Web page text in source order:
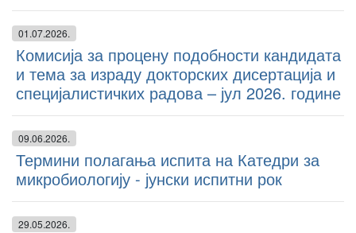
01.07.2026.
Комисија за процену подобности кандидата
и тема за израду докторских дисертација и
специјалистичких радова – јул 2026. године
09.06.2026.
Термини полагања испита на Катедри за
микробиологију - јунски испитни рок
29.05.2026.